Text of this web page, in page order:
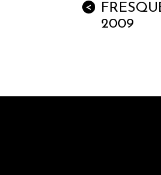
<
2009